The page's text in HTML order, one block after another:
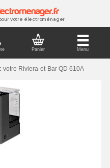
votre électroménager
Panier Menu
Riviera-et-Bar QD 610A